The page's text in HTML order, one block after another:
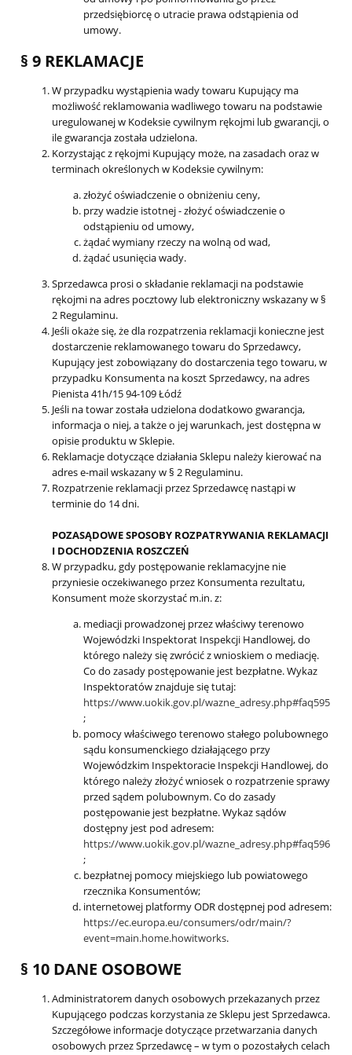
przedsiębiorcę o utracie prawa odstąpienia od
umowy.
§ 9 REKLAMACJE
W przypadku wystąpienia wady towaru Kupujący ma
możliwość reklamowania wadliwego towaru na podstawie
uregulowanej w Kodeksie cywilnym rękojmi lub gwarancji, o
ile gwarancja została udzielona.
Korzystając z rękojmi Kupujący może, na zasadach oraz w
terminach określonych w Kodeksie cywilnym:
złożyć oświadczenie o obniżeniu ceny,
przy wadzie istotnej - złożyć oświadczenie o
odstąpieniu od umowy,
żądać wymiany rzeczy na wolną od wad,
żądać usunięcia wady.
Sprzedawca prosi o składanie reklamacji na podstawie
rękojmi na adres pocztowy lub elektroniczny wskazany w §
2 Regulaminu.
Jeśli okaże się, że dla rozpatrzenia reklamacji konieczne jest
dostarczenie reklamowanego towaru do Sprzedawcy,
Kupujący jest zobowiązany do dostarczenia tego towaru, w
przypadku Konsumenta na koszt Sprzedawcy, na adres
Pienista 41h/15 94-109 Łódź
Jeśli na towar została udzielona dodatkowo gwarancja,
informacja o niej, a także o jej warunkach, jest dostępna w
opisie produktu w Sklepie.
Reklamacje dotyczące działania Sklepu należy kierować na
adres e-mail wskazany w § 2 Regulaminu.
Rozpatrzenie reklamacji przez Sprzedawcę nastąpi w
terminie do 14 dni.
POZASĄDOWE SPOSOBY ROZPATRYWANIA REKLAMACJI
I DOCHODZENIA ROSZCZEŃ
W przypadku, gdy postępowanie reklamacyjne nie
przyniesie oczekiwanego przez Konsumenta rezultatu,
Konsument może skorzystać m.in. z:
mediacji prowadzonej przez właściwy terenowo
Wojewódzki Inspektorat Inspekcji Handlowej, do
którego należy się zwrócić z wnioskiem o mediację.
Co do zasady postępowanie jest bezpłatne. Wykaz
Inspektoratów znajduje się tutaj:
https://www.uokik.gov.pl/wazne_adresy.php#faq595
;
pomocy właściwego terenowo stałego polubownego
sądu konsumenckiego działającego przy
Wojewódzkim Inspektoracie Inspekcji Handlowej, do
którego należy złożyć wniosek o rozpatrzenie sprawy
przed sądem polubownym. Co do zasady
postępowanie jest bezpłatne. Wykaz sądów
dostępny jest pod adresem:
https://www.uokik.gov.pl/wazne_adresy.php#faq596
;
bezpłatnej pomocy miejskiego lub powiatowego
rzecznika Konsumentów;
internetowej platformy ODR dostępnej pod adresem:
https://ec.europa.eu/consumers/odr/main/?
event=main.home.howitworks.
§ 10 DANE OSOBOWE
Administratorem danych osobowych przekazanych przez
Kupującego podczas korzystania ze Sklepu jest Sprzedawca.
Szczegółowe informacje dotyczące przetwarzania danych
osobowych przez Sprzedawcę – w tym o pozostałych celach